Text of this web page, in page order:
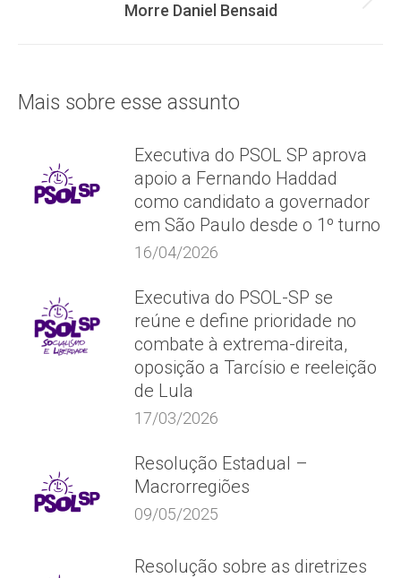
Próximo
Morre Daniel Bensaid
Mais sobre esse assunto
Executiva do PSOL SP aprova
apoio a Fernando Haddad
como candidato a governador
em São Paulo desde o 1º turno
16/04/2026
Executiva do PSOL-SP se
reúne e define prioridade no
combate à extrema-direita,
oposição a Tarcísio e reeleição
de Lula
17/03/2026
Resolução Estadual –
Macrorregiões
09/05/2025
Resolução sobre as diretrizes